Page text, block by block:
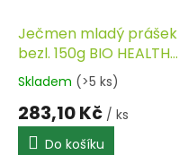
Ječmen mladý prášek
bezl. 150g BIO HEALTH
LINK
Skladem (>5 ks)
283,10 Kč / ks
Do košíku